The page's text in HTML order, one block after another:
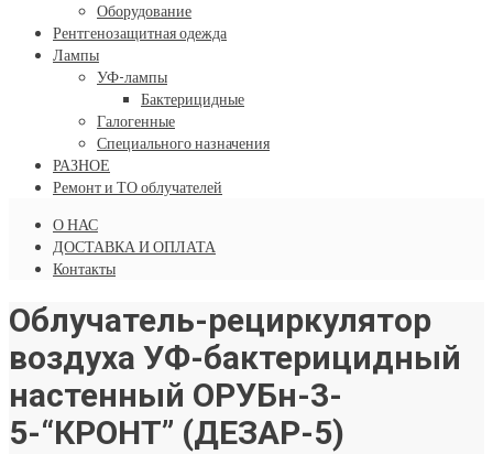
Оборудование
Рентгенозащитная одежда
Лампы
УФ-лампы
Бактерицидные
Галогенные
Специального назначения
РАЗНОЕ
Ремонт и ТО облучателей
О НАС
ДОСТАВКА И ОПЛАТА
Контакты
Облучатель-рециркулятор
воздуха УФ-бактерицидный
настенный ОРУБн-3-
5-“КРОНТ” (ДЕЗАР-5)